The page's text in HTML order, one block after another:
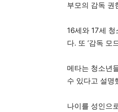
부모의 감독 권
16세와 17세
다. 또 ‘감독 모
메타는 청소년
수 있다고 설명
나이를 성인으